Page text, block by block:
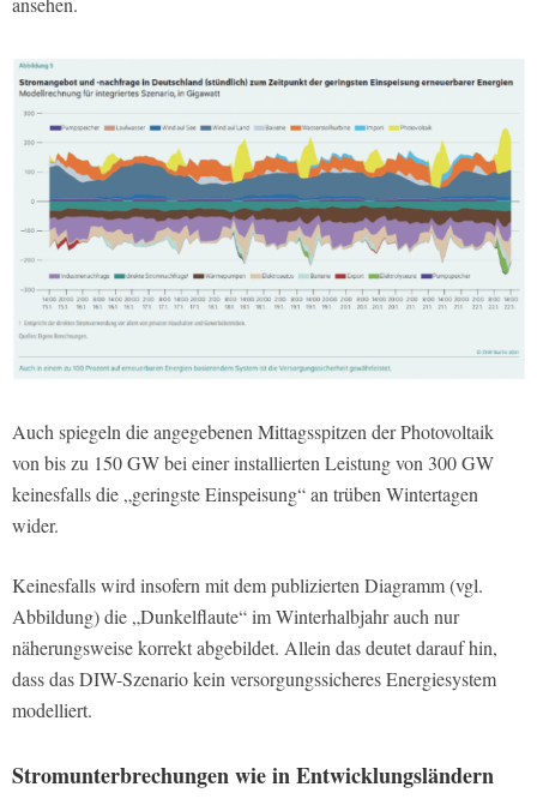
Auch spiegeln die angegebenen Mittagsspitzen der Photovoltaik
von bis zu 150 GW bei einer installierten Leistung von 300 GW
keinesfalls die „geringste Einspeisung“ an trüben Wintertagen
wider.
Keinesfalls wird insofern mit dem publizierten Diagramm (vgl.
Abbildung) die „Dunkelflaute“ im Winterhalbjahr auch nur
näherungsweise korrekt abgebildet. Allein das deutet darauf hin,
dass das DIW-Szenario kein versorgungssicheres Energiesystem
modelliert.
Stromunterbrechungen wie in Entwicklungsländern